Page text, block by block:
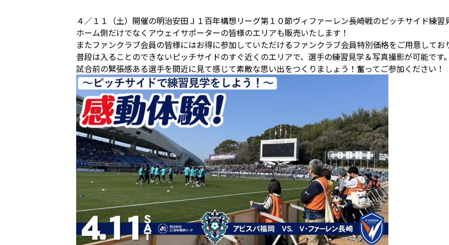
４／１１（土）開催の明治安田Ｊ１百年構想リーグ第１０節ヴィファーレン長崎戦のピッチサイド練習
ホーム側だけでなくアウェイサポーターの皆様のエリアも販売いたします！
またファンクラブ会員の皆様にはお得に参加していただけるファンクラブ会員特別価格をご用意してお
普段は入ることのできないピッチサイドのすぐ近くのエリアで、選手の練習見学＆写真撮影が可能です。
試合前の緊張感ある選手を間近に見て感じて素敵な思い出をつくりましょう！奮ってご参加ください！